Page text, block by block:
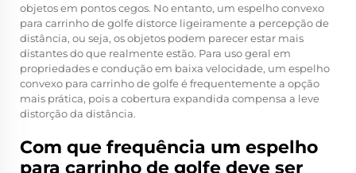
objetos em pontos cegos. No entanto, um espelho convexo
para carrinho de golfe distorce ligeiramente a percepção de
distância, ou seja, os objetos podem parecer estar mais
distantes do que realmente estão. Para uso geral em
propriedades e condução em baixa velocidade, um espelho
convexo para carrinho de golfe é frequentemente a opção
mais prática, pois a cobertura expandida compensa a leve
distorção da distância.
Com que frequência um espelho
para carrinho de golfe deve ser